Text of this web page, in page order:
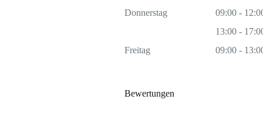
Donnerstag
09:00 -
13:00 -
Freitag
09:00 -
Bewertungen